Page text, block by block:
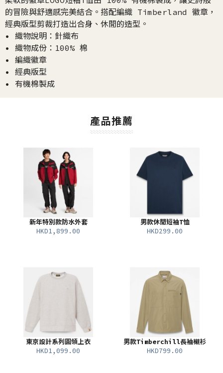
的冒險與舒適感完美結合。搭配編織 Timberland 徽章，
經典版型剪裁打造出合身、休閒的造型。
• 織物說明：針織布
• 織物成份：100% 棉
• 編織徽章
• 經典版型
• 有機棉製成
產品推薦
新年特別款防水外套
HKD1,899.00
男款休閒短袖T恤
HKD299.00
東京設計系列圓領上衣
HKD1,099.00
男款Timberchill長袖襯衫
HKD799.00